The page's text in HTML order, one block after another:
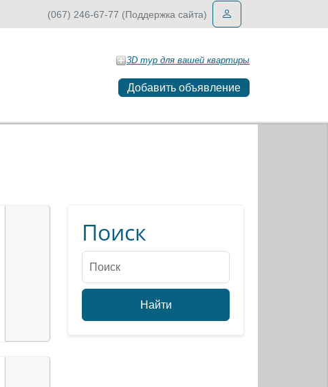
(067) 246-67-77 (Поддержка сайта)
3D тур для вашей квартиры
Добавить объявление
Поиск
Найти